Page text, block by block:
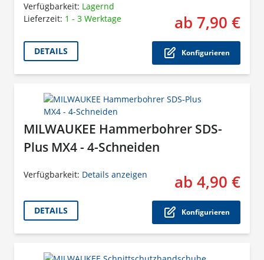
Verfügbarkeit: Lagernd
Lieferzeit: 1 - 3 Werktage ab 7,90 €
Der
DETAILS
Konfigurieren
MILWAUKEE Hammerbohrer SDS-
Plus MX4 - 4-Schneiden
Verfügbarkeit: Details anzeigen ab 4,90 €
Der
DETAILS
Konfigurieren